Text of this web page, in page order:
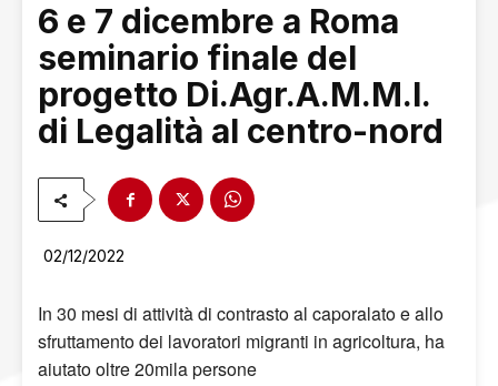
6 e 7 dicembre a Roma
seminario finale del
progetto Di.Agr.A.M.M.I.
di Legalità al centro-nord
02/12/2022
In 30 mesi di attività di contrasto al caporalato e allo
sfruttamento dei lavoratori migranti in agricoltura, ha
aiutato oltre 20mila persone